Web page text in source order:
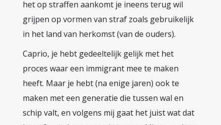
het op straffen aankomt je ineens terug wil
grijpen op vormen van straf zoals gebruikelijk
in het land van herkomst (van de ouders).
Caprio, je hebt gedeeltelijk gelijk met het
proces waar een immigrant mee te maken
heeft. Maar je hebt (na enige jaren) ook te
maken met een generatie die tussen wal en
schip valt, en volgens mij gaat het juist wat dat